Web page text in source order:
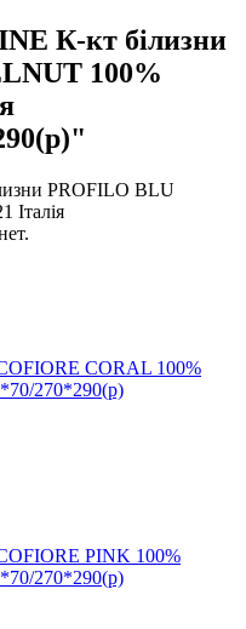
К-кт білизни
100%
PROFILO BLU
Італія
CORAL 100%
270*290(р)
PINK 100%
270*290(р)